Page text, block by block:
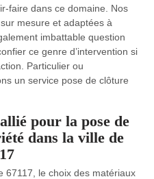
faire dans ce domaine. Nos
mesure et adaptées à
imbattable question
ce genre d’intervention si
Particulier ou
un service pose de clôture
pour la pose de
dans la ville de
67117, le choix des matériaux